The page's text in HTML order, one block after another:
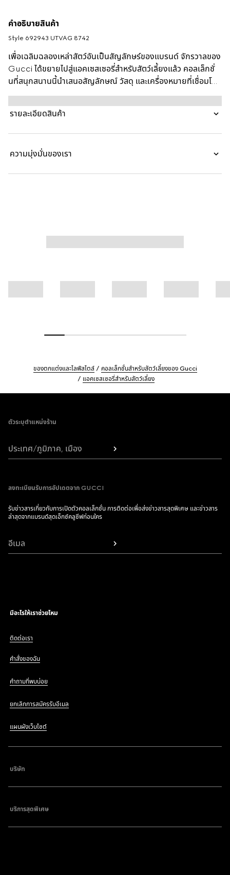
คำอธิบายสินค้า
Style ‎692943 UTVAG 8742
เพื่อเฉลิมฉลองเหล่าสัตว์อันเป็นสัญลักษร์ของแบรนด์ จักรวาลของ
Gucci ได้ขยายไปสู่แอคเซสเซอรี่สำหรับสัตว์เลี้ยงแล้ว คอลเล็กชั่
นที่สนุกสนานนี้นำเสนอสัญลักษณ์ วัสดุ และเครื่องหมายที่เชื่อมโยง
กับแบรนด์ซึ่งถูกตีความใหม่ในรูปแบบย่อส่วน ในครั้งนี้ แถบ Web
ได้ถูกนำมาสร้างสรรค์เป็นปลอกคอสีเขียวและสีแดง
รายละเอียดสินค้า
ความมุ่งมั่นของเรา
ของตกแต่งและไลฟ์สไตล์
คอลเล็กชั่นสำหรับสัตว์เลี้ยงของ Gucci
แอคเซสเซอรี่สำหรับสัตว์เลี้ยง
ตัวระบุตำแหน่งร้าน
ประเทศ/ภูมิภาค, เมือง
ลงทะเบียนรับการอัปเดตจาก GUCCI
รับข่าวสารเกี่ยวกับการเปิดตัวคอลเล็กชั่น การติดต่อเพื่อส่งข่าวสารสุดพิเศษ และข่าวสาร
ล่าสุดจากแบรนด์สุดเอ็กซ์คลูซีฟก่อนใคร
อีเมล
มีอะไรให้เราช่วยไหม
ติดต่อเรา
คำสั่งของฉัน
คำถามที่พบบ่อย
ยกเลิกการสมัครรับอีเมล
แผนผังเว็บไซต์
บริษัท
บริการสุดพิเศษ